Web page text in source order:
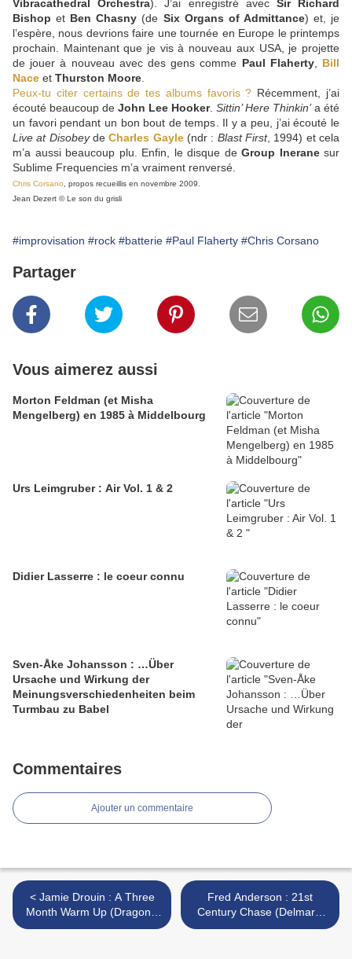
Vibracathedral Orchestra). J’ai enregistré avec Sir Richard
Bishop et Ben Chasny (de Six Organs of Admittance) et, je
l’espère, nous devrions faire une tournée en Europe le printemps
prochain. Maintenant que je vis à nouveau aux USA, je projette
de jouer à nouveau avec des gens comme Paul Flaherty, Bill
Nace et Thurston Moore
Peux-tu citer certains de tes albums favoris ? Récemment, j’ai
écouté beaucoup de John Lee Hooker. Sittin’ Here Thinkin’a été
un favori pendant un bon bout de temps. Il y a peu, j’ai écouté le
Live at DisobeydeCharles Gayle(ndr : Blast First, 1994) et cela
m’a aussi beaucoup plu. Enfin, le disque de Group Ineranesur
Sublime Frequencies m’a vraiment renversé.
Chris Corsano , propos recueillis en novembre 2009.
Jean Dezert © Le son du grisli
#improvisation #rock #batterie #Paul Flaherty #Chris Corsano
Partager
Vous aimerez aussi
Morton Feldman (et Misha
Mengelberg) en 1985 à Middelbourg
Urs Leimgruber : Air Vol. 1 & 2
Didier Lasserre : le coeur connu
Sven-Åke Johansson : …Über
Ursache und Wirkung der
Meinungsverschiedenheiten beim
Turmbau zu Babel
Commentaires
Ajouter un commentaire
< Jamie Drouin : A Three
Month Warm Up (Dragon's
Eye, 2009)
Fred Anderson : 21st
Century Chase (Delmark,
2009) >